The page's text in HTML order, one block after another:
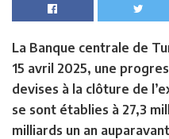
La Banque centrale de
15 avril 2025, une
devises à la clôture de
se sont établies à 27,3
milliards un an